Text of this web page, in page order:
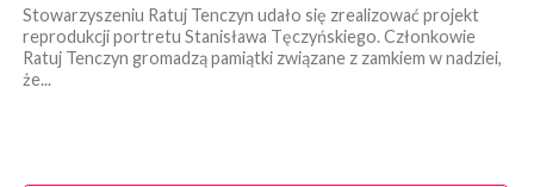
Stowarzyszeniu Ratuj Tenczyn udało się zrealizować projekt
reprodukcji portretu Stanisława Tęczyńskiego. Członkowie
Ratuj Tenczyn gromadzą pamiątki związane z zamkiem w nadziei,
że...